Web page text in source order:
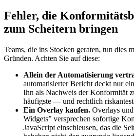
Fehler, die
zum Scheitern bringen
Teams, die ins Stocken geraten, tun dies
Gründen. Achten Sie auf diese:
Allein der Automatisierung
automatisierter Bericht deckt nur
Ihn als Nachweis der Konformität
häufigste — und rechtlich
Ein Overlay kaufen. Overlays
Widgets” versprechen sofortige
JavaScript einschleusen, das die